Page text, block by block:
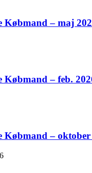
Købmand – maj
Købmand – feb.
Købmand – oktober